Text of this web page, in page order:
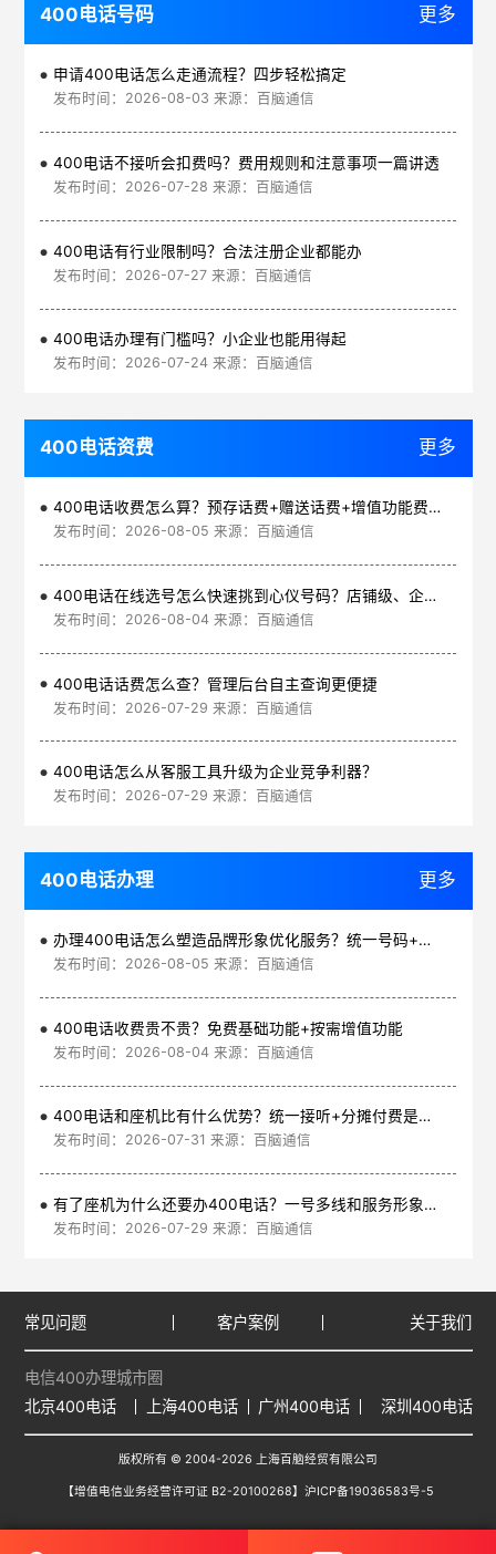
400电话号码 更多
申请400电话怎么走通流程？四步轻松搞定
发布时间：2026-08-03 来源：百脑通信
400电话不接听会扣费吗？费用规则和注意事项一篇讲透
发布时间：2026-07-28 来源：百脑通信
400电话有行业限制吗？合法注册企业都能办
发布时间：2026-07-27 来源：百脑通信
400电话办理有门槛吗？小企业也能用得起
发布时间：2026-07-24 来源：百脑通信
400电话资费 更多
400电话收费怎么算？预存话费+赠送话费+增值功能费透明实惠
发布时间：2026-08-05 来源：百脑通信
400电话在线选号怎么快速挑到心仪号码？店铺级、企业级、集团级一次看清
发布时间：2026-08-04 来源：百脑通信
400电话话费怎么查？管理后台自主查询更便捷
发布时间：2026-07-29 来源：百脑通信
400电话怎么从客服工具升级为企业竞争利器？
发布时间：2026-07-29 来源：百脑通信
400电话办理 更多
办理400电话怎么塑造品牌形象优化服务？统一号码+智能管理平台
发布时间：2026-08-05 来源：百脑通信
400电话收费贵不贵？免费基础功能+按需增值功能
发布时间：2026-08-04 来源：百脑通信
400电话和座机比有什么优势？统一接听+分摊付费是核心
发布时间：2026-07-31 来源：百脑通信
有了座机为什么还要办400电话？一号多线和服务形象是核心
发布时间：2026-07-29 来源：百脑通信
常见问题 客户案例 关于我们
电信400办理城市圈
北京400电话
上海400电话 广州400电话 深圳400电话
版权所有 © 2004-2026 上海百脑经贸有限公司
【增值电信业务经营许可证 B2-20100268】 沪ICP备19036583号-5